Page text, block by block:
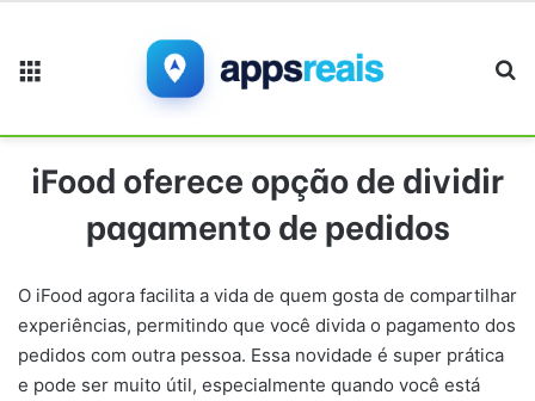
iFood oferece opção de dividir
pagamento de pedidos
O iFood agora facilita a vida de quem gosta de compartilhar
experiências, permitindo que você divida o pagamento dos
pedidos com outra pessoa. Essa novidade é super prática
e pode ser muito útil, especialmente quando você está